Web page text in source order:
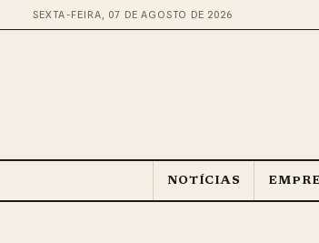
SEXTA-FEIRA, 07 DE AGOSTO DE 2026
NOTÍCIAS